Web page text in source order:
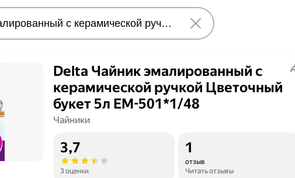
Delta Чайник эмалированный с
керамической ручкой Цветочный
букет 5л ЕМ-501*1/48
Чайники
3,7
3 оценки
1
отзыв
Читать отзывы